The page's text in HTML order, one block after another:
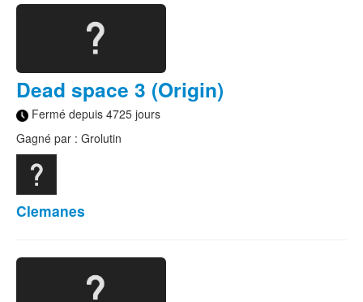
Dead space 3 (Origin)
Fermé depuis 4725 jours
Gagné par : Grolutin
Clemanes